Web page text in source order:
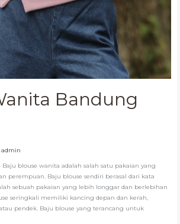
Bandung
admin
Baju blouse wanita adalah salah satu pakaian yang
perempuan. Baju blouse sendiri berasal dari kata
sebuah pakaian yang lebih longgar dan berlebihan
seringkali memiliki kancing depan dan kerah,
pendek. Baju blouse yang terancang untuk